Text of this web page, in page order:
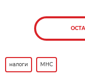
налоги МНС